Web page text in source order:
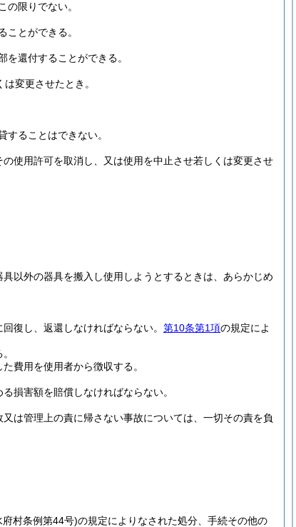
の限りでない。
とができる。
還付することができる。
変更させたとき。
ることはできない。
使用許可を取消し、又は使用を中止させ若しくは変更させ
以外の器具を搬入し使用しようとするときは、あらかじめ
復し、返還しなければならない。 第10条第1項の規定によ
費用を使用者から徴収する。
損害額を賠償しなければならない。
は管理上の責に帰さない事故については、一切その責を負
村条例第44号)の規定によりなされた処分、手続その他の